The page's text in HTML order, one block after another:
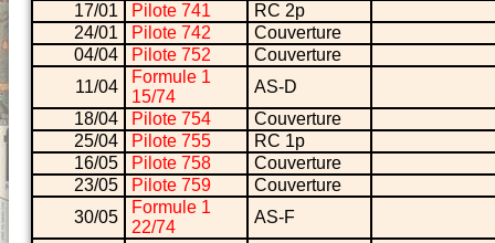
17/01
Pilote 741
RC 2p
24/01
Pilote 742
Couverture
04/04
Pilote 752
Couverture
11/04
Formule 1
15/74
AS-D
18/04
Pilote 754
Couverture
25/04
Pilote 755
RC 1p
16/05
Pilote 758
Couverture
23/05
Pilote 759
Couverture
30/05
Formule 1
22/74
AS-F